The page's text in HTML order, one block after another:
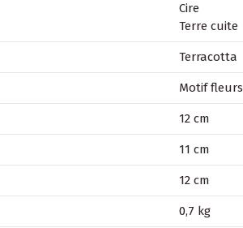
Cire
Terre cuite
Terracotta
Motif fleurs
12 cm
11 cm
12 cm
0,7 kg